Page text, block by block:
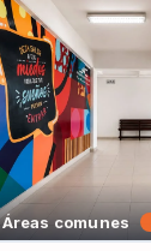
Áreas comunes